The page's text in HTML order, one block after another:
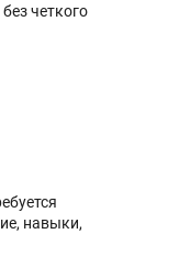
четкого
навыки,